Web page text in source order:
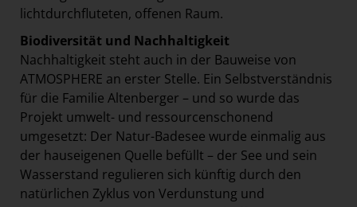
lichtdurchfluteten, offenen Raum.
Biodiversität und Nachhaltigkeit
Nachhaltigkeit steht auch in der Bauweise von
ATMOSPHERE an erster Stelle. Ein Selbstverständnis
für die Familie Altenberger – und so wurde das
Projekt umwelt- und ressourcenschonend
umgesetzt: Der Natur-Badesee wurde einmalig aus
der hauseigenen Quelle befüllt – der See und sein
Wasserstand regulieren sich künftig durch den
natürlichen Zyklus von Verdunstung und